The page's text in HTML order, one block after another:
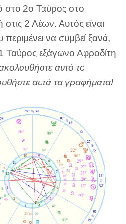
στο 2ο Ταύρος στο
2 Λέων. Αυτός είναι
να συμβεί ξανά,
Ταύρος εξάγωνο Αφροδίτη
αυτό το
αυτά τα γραφήματα!